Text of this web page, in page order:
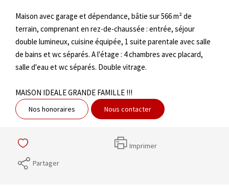
Maison avec garage et dépendance, bâtie sur 566 m² de
terrain, comprenant en rez-de-chaussée : entrée, séjour
double lumineux, cuisine équipée, 1 suite parentale avec salle
de bains et wc séparés. A l'étage : 4 chambres avec placard,
salle d'eau et wc séparés. Double vitrage.
MAISON IDEALE GRANDE FAMILLE !!!
Nos honoraires Nous contacter
Imprimer
Partager